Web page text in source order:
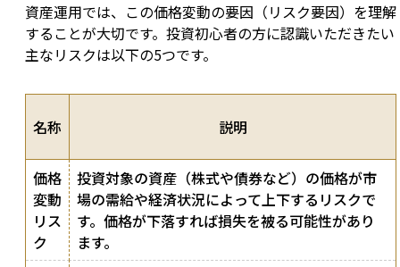
資産運用では、この価格変動の要因（リスク要因）を理解
することが大切です。投資初心者の方に認識いただきたい
主なリスクは以下の5つです。
名称 説明
価格
変動
リス
ク
投資対象の資産（株式や債券など）の価格が市
場の需給や経済状況によって上下するリスクで
す。価格が下落すれば損失を被る可能性があり
ます。